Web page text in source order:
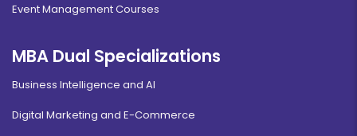
Event Management Courses
MBA Dual Specializations
Business Intelligence and AI
Digital Marketing and E-Commerce